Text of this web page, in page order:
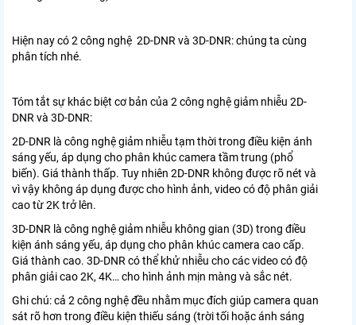
Hiện nay có 2 công nghệ 2D-DNR và 3D-DNR: chúng ta cùng
phân tích nhé.
Tóm tắt sự khác biệt cơ bản của 2 công nghệ giảm nhiễu 2D-
DNR và 3D-DNR:
2D-DNR là công nghệ giảm nhiễu tạm thời trong điều kiện ánh
sáng yếu, áp dụng cho phân khúc camera tầm trung (phổ
biến). Giá thành thấp. Tuy nhiên 2D-DNR không được rõ nét và
vì vậy không áp dụng được cho hình ảnh, video có độ phân giải
cao từ 2K trở lên.
3D-DNR là công nghệ giảm nhiễu không gian (3D) trong điều
kiện ánh sáng yếu, áp dụng cho phân khúc camera cao cấp.
Giá thành cao. 3D-DNR có thể khử nhiễu cho các video có độ
phân giải cao 2K, 4K… cho hình ảnh mịn màng và sắc nét.
Ghi chú: cả 2 công nghệ đều nhằm mục đích giúp camera quan
sát rõ hơn trong điều kiện thiếu sáng (trời tối hoặc ánh sáng